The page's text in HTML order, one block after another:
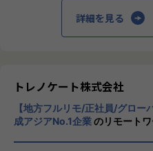
■取引実績一例（敬称略）：
・株式会社カプコン／カプコ
支援
・株式会社スクウェア・エニッ
ーポータルアプリ
・エイベックス・デジタル株式
「LivePocket-Ticket-」
詳細を見る
トレノケート株式会社
【地方フルリモ/正社員/グロ
成アジアNo.1企業のリモート